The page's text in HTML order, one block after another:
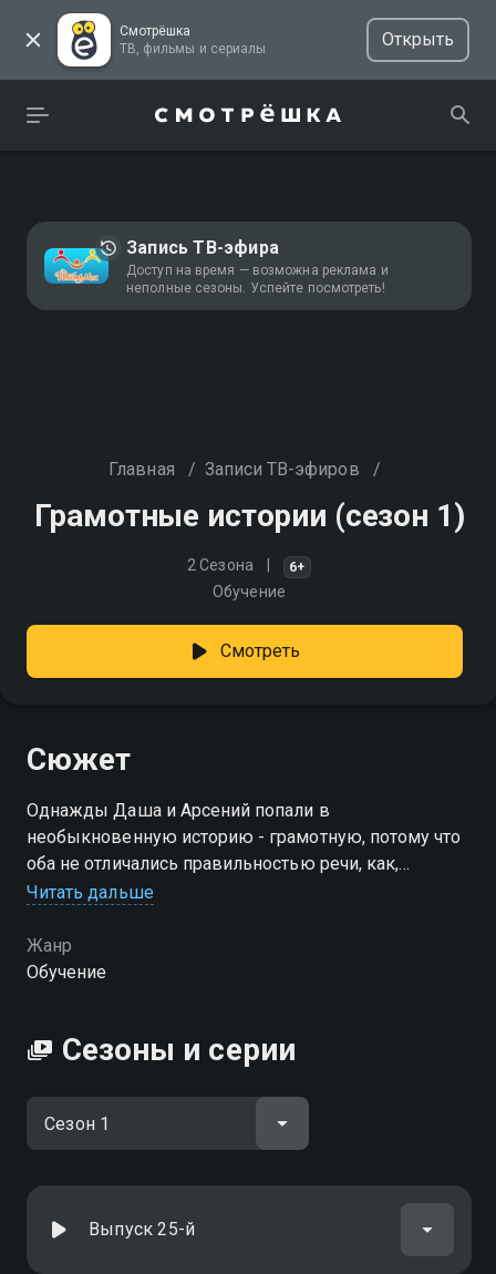
Смотрёшка
ТВ, фильмы и сериалы
Открыть
Запись ТВ-эфира
Доступ на время — возможна реклама и
неполные сезоны. Успейте посмотреть!
Главная / Записи ТВ-эфиров /
Грамотные истории (сезон 1)
2 Сезона 6+
Обучение
Смотреть
Сюжет
Однажды Даша и Арсений попали в
необыкновенную историю - грамотную, потому что
оба не отличались правильностью речи, как,
впрочем, многие из нас. Школьники чудесным
Посмотреть онлайн 1 сезон сериала Грамотные
Читать дальше
Жанр
Обучение
Сезоны и серии
Выпуск 25-й